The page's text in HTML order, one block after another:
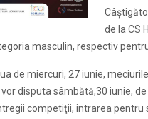
de la CS
masculin, respectiv
de miercuri, 27 iunie,
disputa sâmbătă,30 iunie, de
competiţii, intrarea